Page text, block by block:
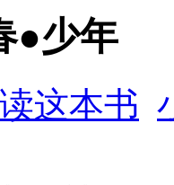
●少年
这本书